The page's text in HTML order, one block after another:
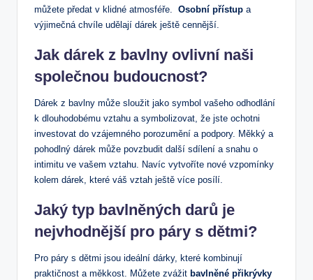
můžete předat v klidné atmosféře. ⁢ Osobní‍ přístup ​a
výjimečná chvíle ⁣udělají ⁣dárek ještě cennější.
Jak dárek z bavlny‍ ovlivní naši⁤
společnou budoucnost?
Dárek z bavlny může sloužit jako symbol vašeho odhodlání
k ‍dlouhodobému vztahu a symbolizovat, že jste⁤ ochotni
investovat do vzájemného porozumění a podpory. Měkký ‌a
pohodlný dárek může ‌povzbudit další sdílení a⁢ snahu o
intimitu‍ ve vašem vztahu. Navíc vytvoříte nové vzpomínky
kolem dárek, které váš vztah ještě‍ více posílí.
Jaký typ ⁢bavlněných darů je
nejvhodnější pro páry s dětmi?
Pro páry⁤ s dětmi‍ jsou⁣ ideální dárky, které kombinují
praktičnost a měkkost. Můžete zvážit bavlněné přikrývky